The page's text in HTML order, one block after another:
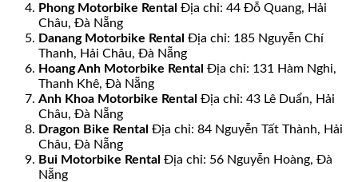
Phong Motorbike Rental Địa chỉ: 44 Đỗ Quang, Hải
Châu, Đà Nẵng
Danang Motorbike Rental Địa chỉ: 185 Nguyễn Chí
Thanh, Hải Châu, Đà Nẵng
Hoang Anh Motorbike Rental Địa chỉ: 131 Hàm Nghi,
Thanh Khê, Đà Nẵng
Anh Khoa Motorbike Rental Địa chỉ: 43 Lê Duẩn, Hải
Châu, Đà Nẵng
Dragon Bike Rental Địa chỉ: 84 Nguyễn Tất Thành, Hải
Châu, Đà Nẵng
Bui Motorbike Rental Địa chỉ: 56 Nguyễn Hoàng, Đà
Nẵng